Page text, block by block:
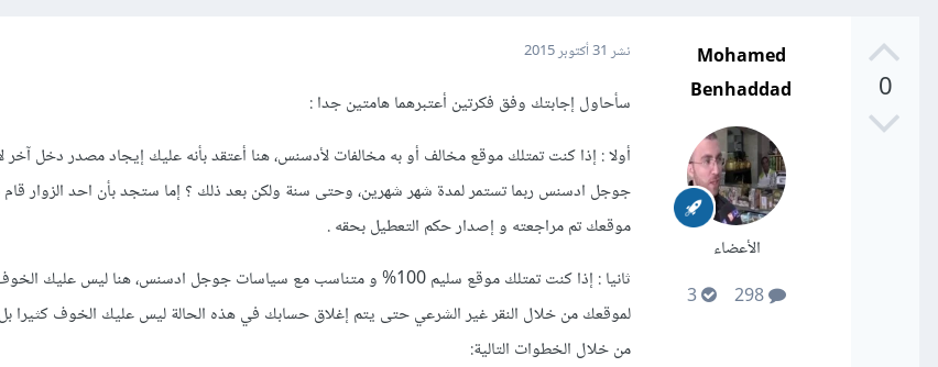
0
Mohamed
Benhaddad
الأعضاء
نشر 31 أكتوبر 2015
سأحاول إجابتك وفق فكرتين أعتبرهما هامتين جدا :
أولا : إذا كنت تمتلك موقع مخالف أو به مخالفات لأدسنس، هنا أعتقد بأنه عليك إيجاد مصدر دخل آخر
جوجل ادسنس ربما تستمر لمدة شهر شهرين، وحتى سنة ولكن بعد ذلك ؟ إما ستجد بأن احد الزوار قام
موقعك تم مراجعته و إصدار حكم التعطيل بحقه .
ثانيا : إذا كنت تمتلك موقع سليم 100% و متناسب مع سياسات جوجل ادسنس، هنا ليس
لموقعك من خلال النقر غير الشرعي حتى يتم إغلاق حسابك في هذه الحالة ليس عليك الخوف كثيرا بل
من خلال الخطوات التالية: